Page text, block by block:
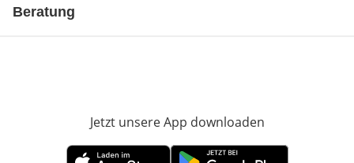
Beratung
Jetzt unsere App downloaden